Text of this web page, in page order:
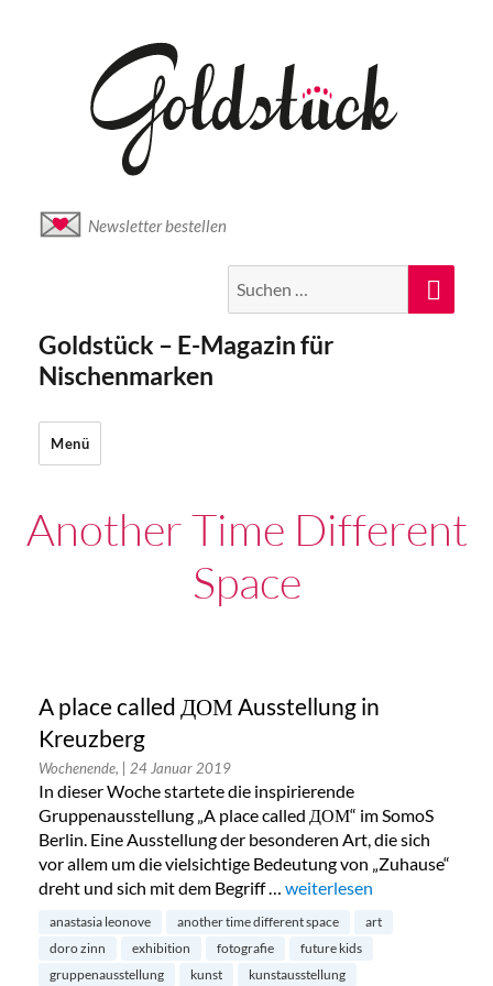
Newsletter bestellen
nach:
Goldstück – E-Magazin für
Nischenmarken
Menü
Another Time Different
Space
A place called ДОМ Ausstellung in
Kreuzberg
Wochenende, | 24 Januar 2019
In dieser Woche startete die inspirierende
Gruppenausstellung „A place called ДОМ“ im SomoS
Berlin. Eine Ausstellung der besonderen Art, die sich
vor allem um die vielsichtige Bedeutung von „Zuhause“
dreht und sich mit dem Begriff … „A place called ДОМ
weiterlesen
anastasia leonove another time different space
art
doro zinn
exhibition fotografie
future kids
gruppenausstellung
kunst kunstausstellung